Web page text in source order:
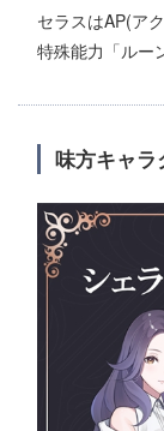
セラスはAP(ア
特殊能力「ルー
味方キャラ